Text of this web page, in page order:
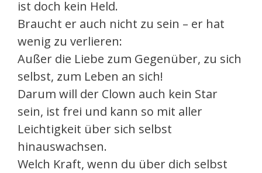
ist doch kein Held.
Braucht er auch nicht zu sein – er hat
wenig zu verlieren:
Außer die Liebe zum Gegenüber, zu sich
selbst, zum Leben an sich!
Darum will der Clown auch kein Star
sein, ist frei und kann so mit aller
Leichtigkeit über sich selbst
hinauswachsen.
Welch Kraft, wenn du über dich selbst